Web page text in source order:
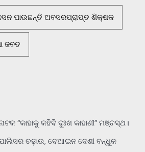
ପାଉଛନ୍ତି ଅବସରପ୍ରାପ୍ତ ଶିକ୍ଷକ
ଜବତ
“କାହାକୁ କହିବି ଦୁଃଖ କାହାଣୀ” ମଞ୍ଚସ୍ଥ।
ଚଢ଼ାଉ, ବେଆଇନ ଦେଶୀ ବନ୍ଧୁକ